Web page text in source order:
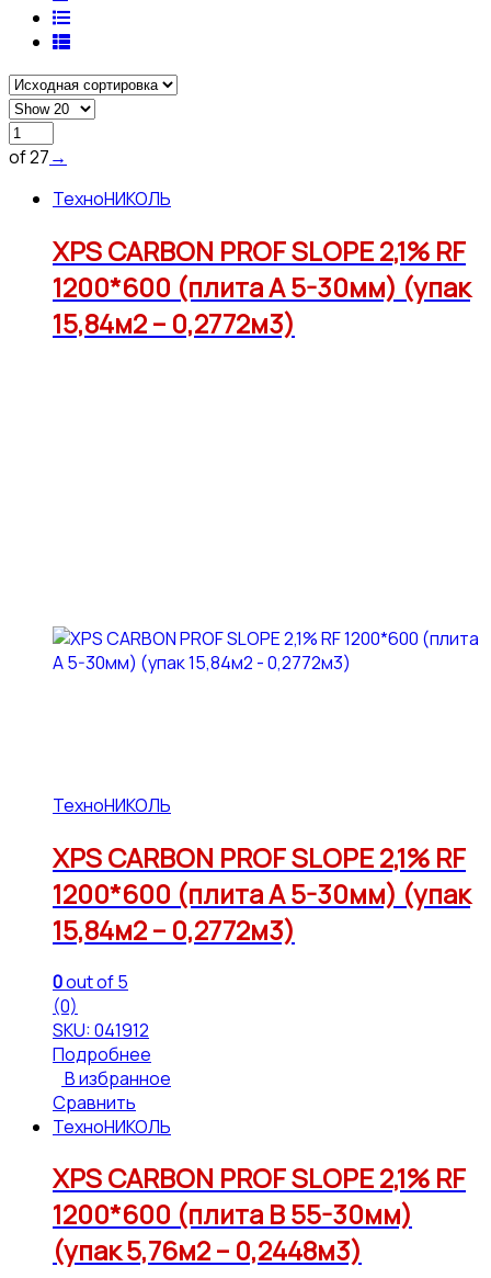
of 27→
ТехноНИКОЛЬ
XPS CARBON PROF SLOPE 2,1% RF
1200*600 (плита А 5-30мм) (упак
15,84м2 – 0,2772м3)
ТехноНИКОЛЬ
XPS CARBON PROF SLOPE 2,1% RF
1200*600 (плита А 5-30мм) (упак
15,84м2 – 0,2772м3)
0out of 5
(0)
SKU: 041912
Подробнее
В избранное
Сравнить
ТехноНИКОЛЬ
XPS CARBON PROF SLOPE 2,1% RF
1200*600 (плита В 55-30мм)
(упак 5,76м2 – 0,2448м3)